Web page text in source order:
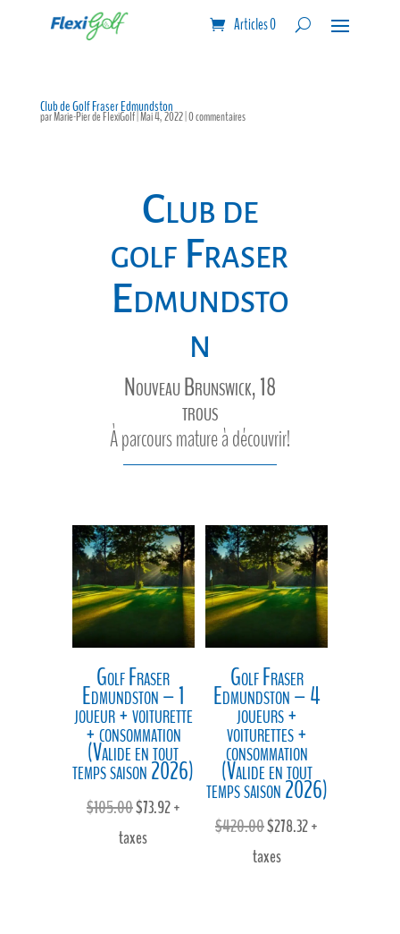
Articles 0
Club de Golf Fraser Edmundston
parMarie-Pier de FlexiGolf|Mai 4, 2022|0 commentaires
Club de
golf Fraser
Edmundsto
n
Nouveau Brunswick, 18
trous
À parcours mature à découvrir!
Golf Fraser
Edmundston – 1
joueur + voiturette
+ consommation
(Valide en tout
temps saison 2026)
$105.00Le
prix
$73.92Le
+
taxes
Golf Fraser
Edmundston – 4
joueurs +
voiturettes +
consommation
(Valide en tout
temps saison 2026)
$420.00Le
prix
$278.32Le
+
taxes